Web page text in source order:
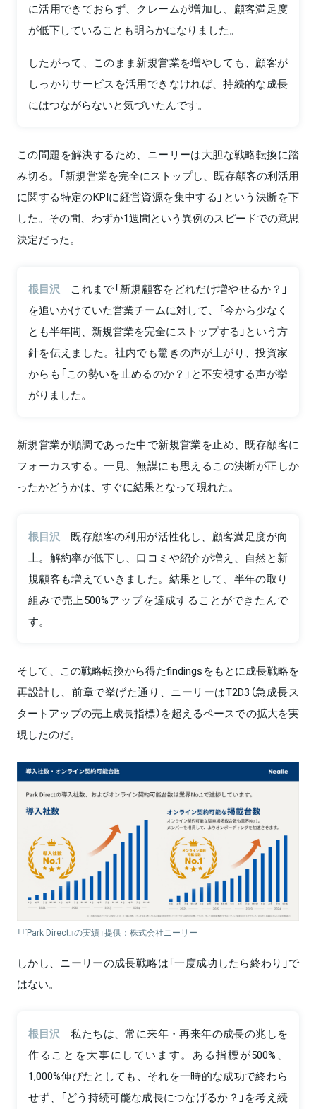
に活用できておらず、クレームが増加し、顧客満足度
が低下していることも明らかになりました。
したがって、このまま新規営業を増やしても、顧客が
しっかりサービスを活用できなければ、持続的な成長
にはつながらないと気づいたんです。
この問題を解決するため、ニーリーは大胆な戦略転換に踏
み切る。「新規営業を完全にストップし、既存顧客の利活用
に関する特定のKPIに経営資源を集中する」という決断を下
した。その間、わずか1週間という異例のスピードでの意思
決定だった。
根目沢
これまで「新規顧客をどれだけ増やせるか？」
を追いかけていた営業チームに対して、「今から少なく
とも半年間、新規営業を完全にストップする」という方
針を伝えました。社内でも驚きの声が上がり、投資家
からも「この勢いを止めるのか？」と不安視する声が挙
がりました。
新規営業が順調であった中で新規営業を止め、既存顧客に
フォーカスする。一見、無謀にも思えるこの決断が正しか
ったかどうかは、すぐに結果となって現れた。
根目沢
既存顧客の利用が活性化し、顧客満足度が向
上。解約率が低下し、口コミや紹介が増え、自然と新
規顧客も増えていきました。結果として、半年の取り
組みで売上500%アップを達成することができたんで
す。
そして、この戦略転換から得たfindingsをもとに成長戦略を
再設計し、前章で挙げた通り、ニーリーはT2D3（急成長ス
タートアップの売上成長指標）を超えるペースでの拡大を実
現したのだ。
「『Park Direct』の実績」提供：株式会社ニーリー
しかし、ニーリーの成長戦略は「一度成功したら終わり」で
はない。
根目沢
私たちは、常に来年・再来年の成長の兆しを
作ることを大事にしています。ある指標が500%、
1,000%伸びたとしても、それを一時的な成功で終わら
せず、「どう持続可能な成長につなげるか？」を考え続